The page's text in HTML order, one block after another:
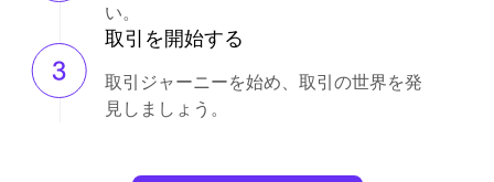
い。
取引を開始する
取引ジャーニーを始め、取引の世界を発
見しましょう。